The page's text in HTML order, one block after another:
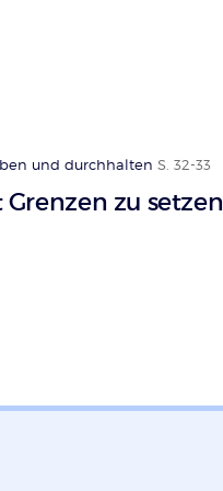
und durchhalten S. 32-33
zu setzen